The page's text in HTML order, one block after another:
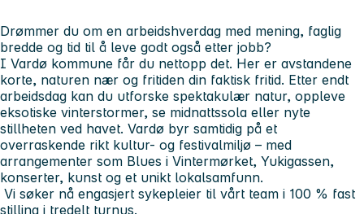
Drømmer du om en arbeidshverdag med mening, faglig
bredde og tid til å leve godt også etter jobb?
I Vardø kommune får du nettopp det. Her er avstandene
korte, naturen nær og fritiden din faktisk fritid. Etter endt
arbeidsdag kan du utforske spektakulær natur, oppleve
eksotiske vinterstormer, se midnattssola eller nyte
stillheten ved havet. Vardø byr samtidig på et
overraskende rikt kultur- og festivalmiljø – med
arrangementer som Blues i Vintermørket, Yukigassen,
konserter, kunst og et unikt lokalsamfunn.
Vi søker nå engasjert sykepleier til vårt team i 100 % fast
stilling i tredelt turnus.